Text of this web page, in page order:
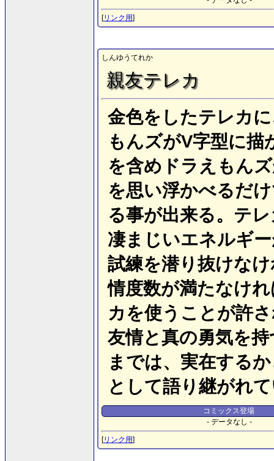
[リンク用]
しんゆうてれか
親友テレカ
金色をしたテレカ
もんズがV字型に
を含めドラえもん
を思い浮かべるだ
る事が出来る。テ
凄まじいエネルギ
試練を潜り抜けな
情度数が満たなけ
カを使うことが許
友情と真の勇気を
までは、実在する
として語り継がれ
コミックス登場
- データなし -
[リンク用]